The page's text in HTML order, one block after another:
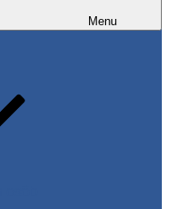
Menu